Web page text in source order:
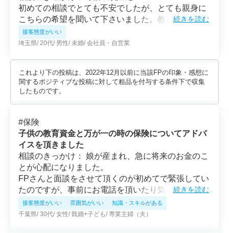
初めての相談でとても不安でしたが、とても親身に
こちらの希望を聞いて下さいました。教育資金につ
いて相談しましたが、話の組み立てが上手く、順を
追って説明して下さったので、納得してから話を進
たと思いました。
続きを読む
接客態度がいい
埼玉県 20代 男性 未婚 会社員・自営業
これより下の投稿は、2022年12月以前に当該FPの印象・感想に
関するポジティブな投稿に対して粗品を付与する条件下で収集
したものです。
#保険
子供の教育資金と万が一の時の保険についてアドバ
イスを頂きました
相談のきっかけ： 娘が産まれ、急に将来のお金のこ
とが心配になりました。
FPさんと面談をさせて頂くのが初めてで緊張してい
たのですが、事前にお電話を頂いたり気さくに話し
かけてくださったので、想像以上に楽しく相談に乗
って頂けました。産後育児で忙しく、将来の教育資
続きを読む
接客態度がいい 雰囲気がいい 知識・スキルがある
千葉県 30代 女性 既婚+子ども 専業主婦（夫）